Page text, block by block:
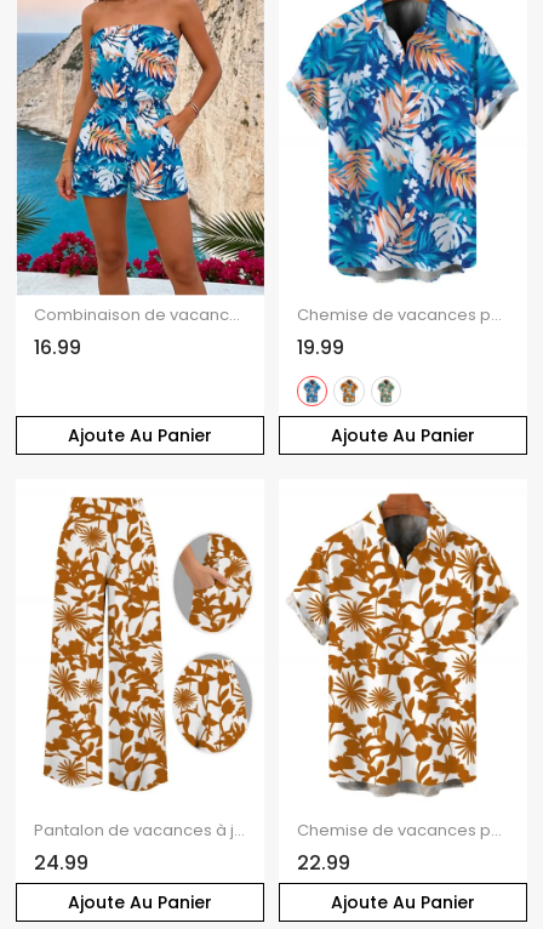
Ajoute Au Panier
Combinaison de vacances à Hawaï pour la plage, colorblock, imprimé tropical de feuilles de monstera, poche, épaules dénudées
16.99
Ajoute Au Panier
Chemise de vacances pour homme à Hawaï, idéale pour la plage. Imprimé tropical colorblock à feuilles de monstera. Chemise boutonnée.
19.99
Ajoute Au Panier
Pantalon de vacances à jambes larges, imprimé floral botanique vintage, poches et ceinture
24.99
Ajoute Au Panier
Chemise de vacances pour homme, imprimé floral botanique vintage intégral, chemise boutonnée
22.99